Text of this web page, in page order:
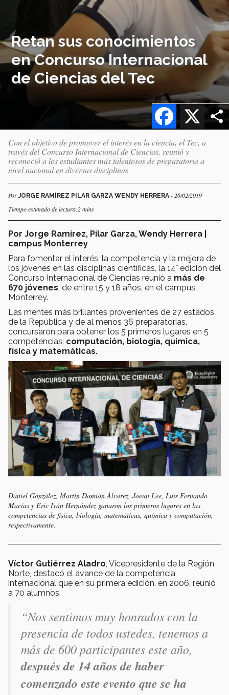
Retan sus conocimientos
en Concurso Internacional
de Ciencias del Tec
X
Facebook
Con el objetivo de promover el interés en la ciencia, el Tec, a
través del Concurso Internacional de Ciencias, reunió y
reconoció a los estudiantes más talentosos de preparatoria a
nivel nacional en diversas disciplinas
PorJORGE RAMÍREZ PILAR GARZA WENDY HERRERA - 26/02/2019
Tiempo estimado de lectura:2 mins
Por Jorge Ramírez, Pilar Garza, Wendy Herrera |
campus Monterrey
Para fomentar el interés, la competencia y la mejora de
los jóvenes en las disciplinas científicas, la 14° edición del
Concurso Internacional de Ciencias reunió a más de
670 jóvenes , de entre 15 y 18 años, en el campus
Monterrey.
Las mentes más brillantes provenientes de 27 estados
de la República y de al menos 36 preparatorias,
concursaron para obtener los 5 primeros lugares en 5
competencias: computación, biología, química,
física y matemáticas.
Daniel González, Martín Damián Álvarez, Joeun Lee, Luis Fernando
Macías y Eric Iván Hernández ganaron los primeros lugares en las
competencias de fisica, biología, matemáticas, química y computación,
respectivamente.
Víctor Gutiérrez Aladro , Vicepresidente de la Región
Norte, destacó el avance de la competencia
internacional que en su primera edición. en 2006, reunió
a 70 alumnos.
“Nos sentimos muy honrados con la
presencia de todos ustedes, tenemos a
más de 600 participantes este año,
después de 14 años de haber
comenzado este evento que se ha